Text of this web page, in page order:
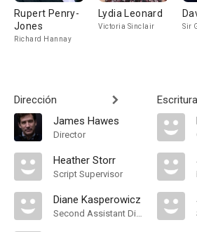
Rupert Penry-
Jones
Richard Hannay
Lydia Leonard
Victoria Sinclair Sir
Dirección
James Hawes
Director
Heather Storr
Script Supervisor
Diane Kasperowicz
Second Assistant Director
Escritura